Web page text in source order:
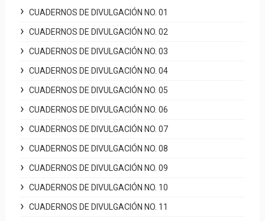
CUADERNOS DE DIVULGACIÓN NO. 01
CUADERNOS DE DIVULGACIÓN NO. 02
CUADERNOS DE DIVULGACIÓN NO. 03
CUADERNOS DE DIVULGACIÓN NO. 04
CUADERNOS DE DIVULGACIÓN NO. 05
CUADERNOS DE DIVULGACIÓN NO. 06
CUADERNOS DE DIVULGACIÓN NO. 07
CUADERNOS DE DIVULGACIÓN NO. 08
CUADERNOS DE DIVULGACIÓN NO. 09
CUADERNOS DE DIVULGACIÓN NO. 10
CUADERNOS DE DIVULGACIÓN NO. 11